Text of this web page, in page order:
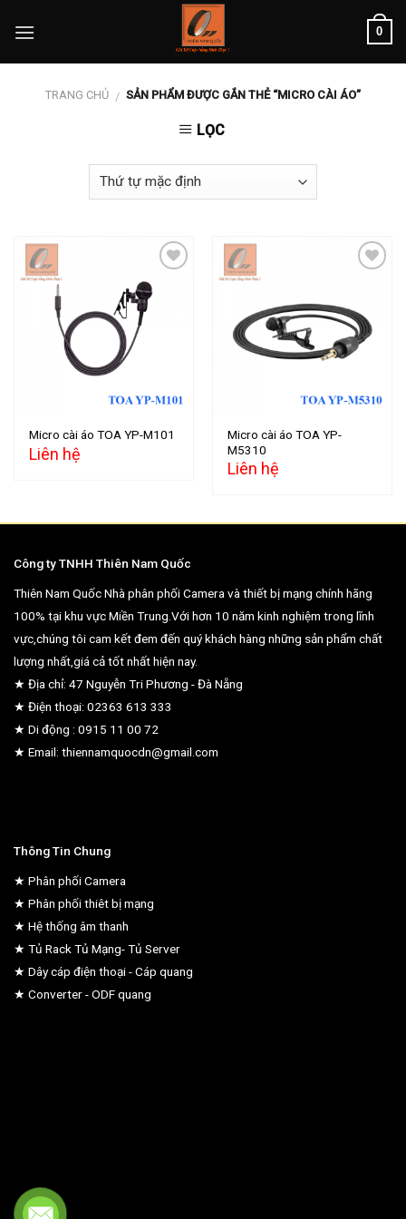
0
TRANG CHỦ / SẢN PHẨM ĐƯỢC GẮN THẺ “MICRO CÀI ÁO”
LỌC
Micro cài áo TOA YP-M101
Liên hệ
Add to
wishlist
Micro cài áo TOA YP-
M5310
Liên hệ
Công ty TNHH Thiên Nam Quốc
Thiên Nam Quốc Nhà phân phối Camera và thiết bị mạng chính hãng
100% tại khu vực Miền Trung.Với hơn 10 năm kinh nghiệm trong lĩnh
vực,chúng tôi cam kết đem đến quý khách hàng những sản phẩm chất
lượng nhất,giá cả tốt nhất hiện nay.
★ Địa chỉ: 47 Nguyễn Tri Phương - Đà Nẵng
★ Điện thoại: 02363 613 333
★ Di động : 0915 11 00 72
★ Email: thiennamquocdn@gmail.com
Thông Tin Chung
★ Phân phối Camera
★ Phân phối thiêt bị mạng
★ Hệ thống âm thanh
★ Tủ Rack Tủ Mạng- Tủ Server
★ Dây cáp điện thoại - Cáp quang
★ Converter - ODF quang